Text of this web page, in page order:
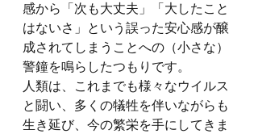
感から「次も大丈夫」「大したこと
はないさ」という誤った安心感が醸
成されてしまうことへの（小さな）
警鐘を鳴らしたつもりです。
人類は、これまでも様々なウイルス
と闘い、多くの犠牲を伴いながらも
生き延び、今の繁栄を手にしてきま